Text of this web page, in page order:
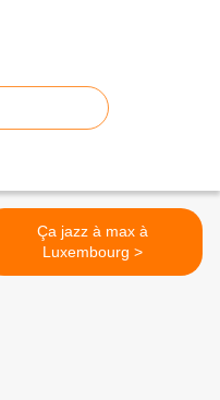
Ça jazz à max à
Luxembourg >